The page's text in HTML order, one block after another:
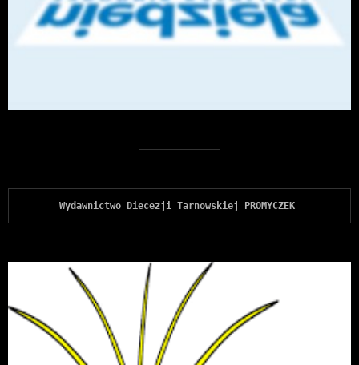
Wydawnictwo Diecezji Tarnowskiej PROMYCZEK